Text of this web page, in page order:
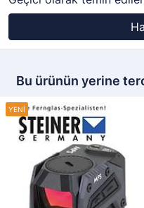
Bu ürünün yerine